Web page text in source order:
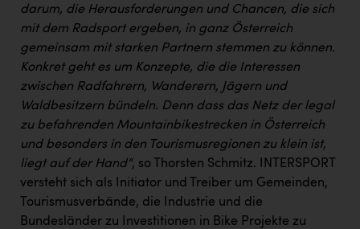
darum, die Herausforderungen und Chancen, die sich
mit dem Radsport ergeben, in ganz Österreich
gemeinsam mit starken Partnern stemmen zu können.
Konkret geht es um Konzepte, die die Interessen
zwischen Radfahrern, Wanderern, Jägern und
Waldbesitzern bündeln. Denn dass das Netz der legal
zu befahrenden Mountainbikestrecken in Österreich
und besonders in den Tourismusregionen zu klein ist,
liegt auf der Hand“, so Thorsten Schmitz. INTERSPORT
versteht sich als Initiator und Treiber um Gemeinden,
Tourismusverbände, die Industrie und die
Bundesländer zu Investitionen in Bike Projekte zu